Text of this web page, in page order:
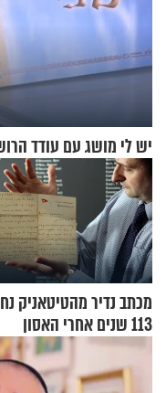
יש לי מושג עם עודד
מכתב נדיר מהטיטאניק
113 שנים אחרי האסון